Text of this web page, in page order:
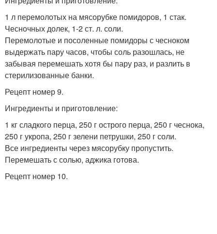
1 л перемолотых на мясорубке помидоров, 1 стак.
Чесночных долек, 1-2 ст. л. соли.
Перемолотые и посоленные помидоры с чесноком
выдержать пару часов, чтобы соль разошлась, не
забывая перемешать хотя бы пару раз, и разлить в
стерилизованные банки.
Рецепт номер 9.
Ингредиенты и приготовление:
1 кг сладкого перца, 250 г острого перца, 250 г чеснока,
250 г укропа, 250 г зелени петрушки, 250 г соли.
Все ингредиенты через мясорубку пропустить.
Перемешать с солью, аджика готова.
Рецепт номер 10.